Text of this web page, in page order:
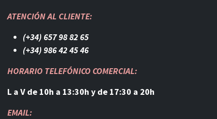
ATENCIÓN AL CLIENTE:
(+34) 657 98 82 65
(+34) 986 42 45 46​
HORARIO TELEFÓNICO COMERCIAL:
L a V de 10h a 13:30h y de 17:30 a 20h
EMAIL: